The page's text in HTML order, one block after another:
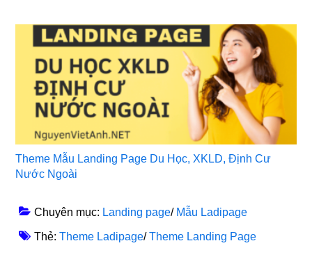
Theme Mẫu Landing Page Du Học, XKLD, Định Cư
Nước Ngoài
Chuyên mục: Landing page/ Mẫu Ladipage
Thẻ:Theme Ladipage/Theme Landing Page